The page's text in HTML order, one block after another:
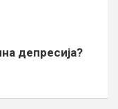
депресија?